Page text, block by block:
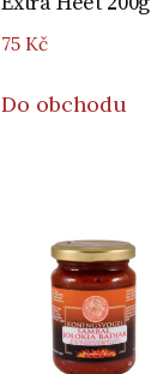
75 Kč
Do obchodu